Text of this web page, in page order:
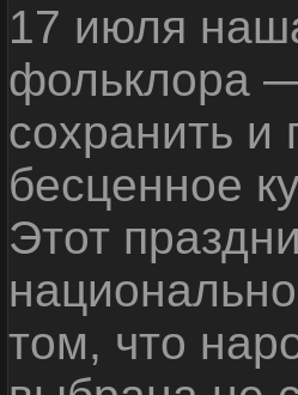
17 июля
фольклора
сохранить
бесценное
Этот
том, что